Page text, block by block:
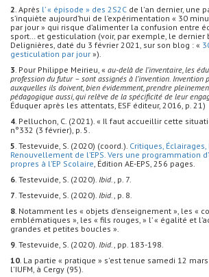
2. Après l’ « épisode » des 2S2C de l'an dernier, une
s’inquiète aujourd’hui de l’expérimentation « 30
par jour » qui risque d’alimenter la confusion entre
sport… et gesticulation (voir, par exemple, le dernier
Delignières, daté du 3 février 2021, sur son blog : «
gesticulation par jour »).
3. Pour Philippe Meirieu, « au-delà de l’inventaire, les
profession du futur – sont assignés à l’invention. Invention
auxquelles ils doivent, bien évidemment, prendre
pédagogique aussi, qui relève de la spécificité de leur
Éduquer après les attentats, ESF éditeur, 2016, p. 21)
4. Pelluchon, C. (2021). « Il faut accueillir cette
n°332 (3 février), p. 5.
5. Testevuide, S. (2020) (coord.). Critiques,
Renouvellement de l’EPS. Vers une programmation
propres à l’EP Scolaire, Édition AE-EPS, 256 pages.
6. Testevuide, S. (2020). Ibid., p. 7.
7. Testevuide, S. (2020). Ibid., p. 8.
8. Notamment les « objets d’enseignement », les «
emblématiques », les « fils rouges, » l’ « égalité et
grandes et petites boucles ».
9. Testevuide, S. (2020). Ibid., pp. 183-198.
10. La partie « pratique » s'est tenue samedi 12
l'IUFM, à Cergy (95).